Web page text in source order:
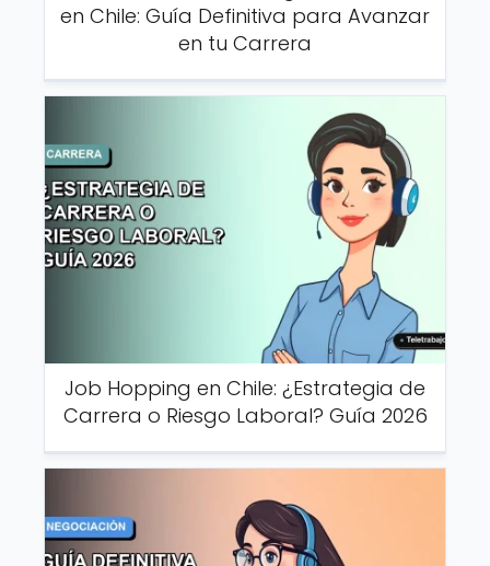
en Chile: Guía Definitiva para Avanzar
en tu Carrera
Job Hopping en Chile: ¿Estrategia de
Carrera o Riesgo Laboral? Guía 2026